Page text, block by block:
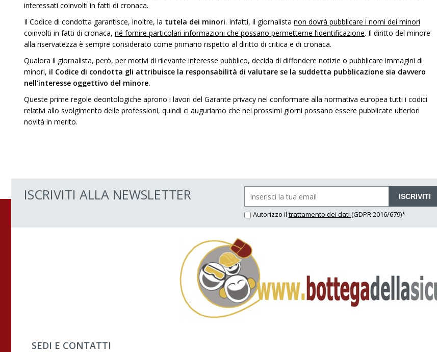
interessati coinvolti in fatti di cronaca.
Il Codice di condotta garantisce, inoltre, la tutela dei minori. Infatti, il giornalista non dovrà pubblicare i nomi dei minori
coinvolti in fatti di cronaca, né fornire particolari informazioni che possano permetterne l’identificazione. Il diritto del minore
alla riservatezza è sempre considerato come primario rispetto al diritto di critica e di cronaca.
Qualora il giornalista, però, per motivi di rilevante interesse pubblico, decida di diffondere notizie o pubblicare immagini di
minori, il Codice di condotta gli attribuisce la responsabilità di valutare se la suddetta pubblicazione sia davvero
nell’interesse oggettivo del minore.
Queste prime regole deontologiche aprono i lavori del Garante privacy nel conformare alla normativa europea tutti i codici
relativi allo svolgimento delle professioni, quindi ci auguriamo che nei prossimi giorni possano essere pubblicate ulteriori
novità in merito.
ISCRIVITI ALLA NEWSLETTER ISCRIVITI
Autorizzo il trattamento dei dati (GDPR 2016/679)*
SEDI E CONTATTI